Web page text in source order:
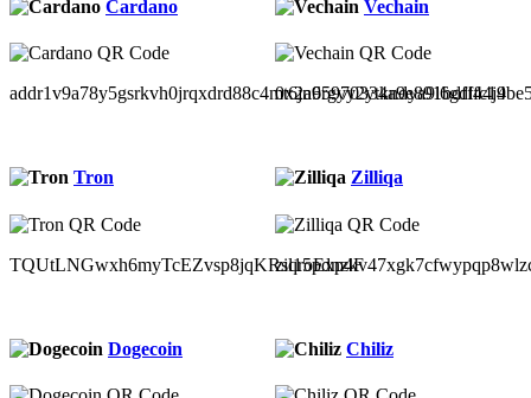
Cardano
addr1v9a78y5gsrkvh0jrqxdrd88c4mt6jn6rgyy2ytkndya9l6gdl44j4
Vechain
Tron
TQUtLNGwxh6myTcEZvsp8jqKRsqroExp4F
Zilliqa
Dogecoin Chiliz